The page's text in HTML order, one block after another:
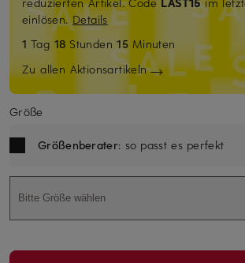
einlösen.Details
1 Tag 18 Stunden15 Minuten
Zu allen Aktionsartikeln
Größe
Größenberater: so passt es perfekt
Bitte Größe wählen